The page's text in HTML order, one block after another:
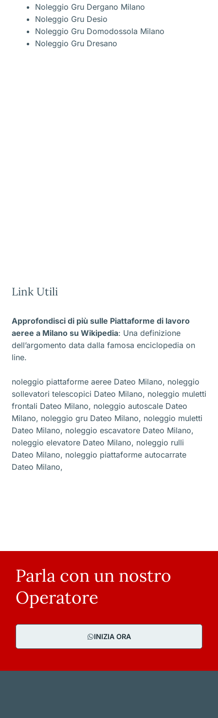
Noleggio Gru Dergano Milano
Noleggio Gru Desio
Noleggio Gru Domodossola Milano
Noleggio Gru Dresano
Link Utili
Approfondisci di più sulle Piattaforme di lavoro
aeree a Milano su Wikipedia: Una definizione
dell’argomento data dalla famosa enciclopedia on
line.
noleggio piattaforme aeree Dateo Milano, noleggio
sollevatori telescopici Dateo Milano, noleggio muletti
frontali Dateo Milano, noleggio autoscale Dateo
Milano, noleggio gru Dateo Milano, noleggio muletti
Dateo Milano, noleggio escavatore Dateo Milano,
noleggio elevatore Dateo Milano, noleggio rulli
Dateo Milano, noleggio piattaforme autocarrate
Dateo Milano,
Parla con un nostro
Operatore
INIZIA ORA